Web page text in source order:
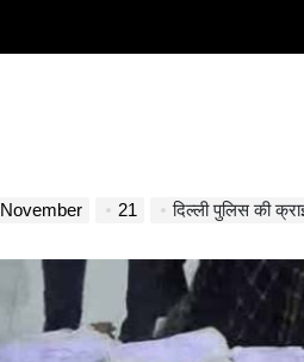
November 21 दिल्ली पुलिस की